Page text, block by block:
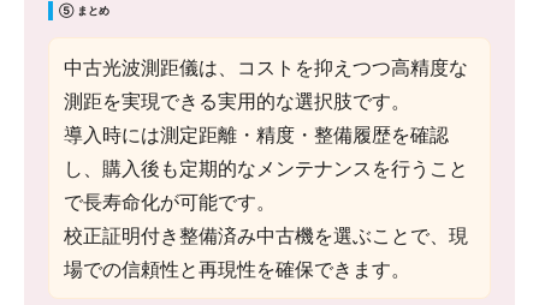
⑤ まとめ
中古光波測距儀は、コストを抑えつつ高精度な
測距を実現できる実用的な選択肢です。
導入時には測定距離・精度・整備履歴を確認
し、購入後も定期的なメンテナンスを行うこと
で長寿命化が可能です。
校正証明付き整備済み中古機を選ぶことで、現
場での信頼性と再現性を確保できます。